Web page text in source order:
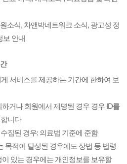
소식, 차앤박네트워크 소식, 광고성 정
보 안내
게 서비스를 제공하는 기간에 한하여 보
거나 회원에서 제명된 경우 경우 ID를
니다
집된 경우: 의료법 기준에 준함
목적이 달성된 경우에도 상법 등 법령
있는 경우에는 개인정보를 보유할